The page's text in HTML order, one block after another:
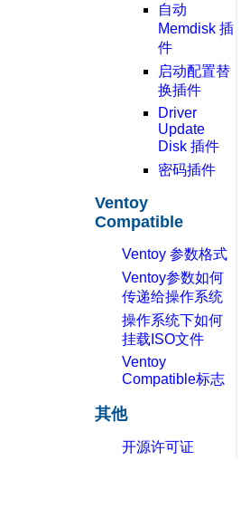
自动
Memdisk 插
件
启动配置替
换插件
Driver
Update
Disk 插件
密码插件
Ventoy
Compatible
Ventoy 参数格式
Ventoy参数如何
传递给操作系统
操作系统下如何
挂载ISO文件
Ventoy
Compatible标志
其他
开源许可证